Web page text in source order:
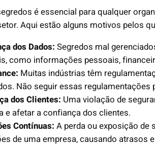
é essencial para qualquer
Aqui estão alguns motivos pelos
dos Dados: Segredos mal
como informações pessoais,
Muitas indústrias têm
Não seguir essas
dos Clientes: Uma violação de
e afetar a confiança dos clientes.
Contínuas: A perda ou exposição de
de uma empresa, causando atrasos